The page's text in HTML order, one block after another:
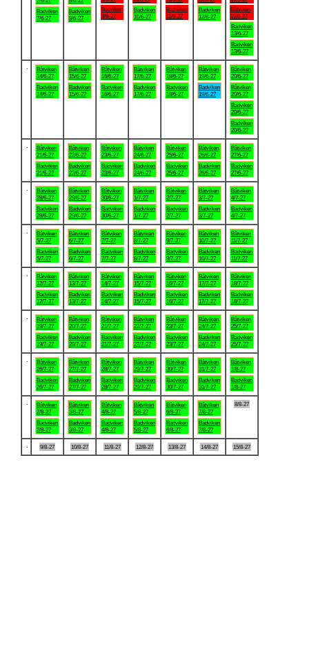
Badviken
7/6-27
Badviken
8/6-27
Badviken
9/6-27
Badviken
10/6-27
Badviken
11/6-27
Badviken
12/6-27
Båtviken
13/6-27
Badviken
13/6-27
Badviken
13/6-27
Båtviken
14/6-27
Badviken
14/6-27
Båtviken
15/6-27
Badviken
15/6-27
Båtviken
16/6-27
Badviken
16/6-27
Båtviken
17/6-27
Badviken
17/6-27
Båtviken
18/6-27
Badviken
18/6-27
Båtviken
19/6-27
Badviken
19/6-27
Båtviken
20/6-27
Båtviken
20/6-27
Badviken
20/6-27
Badviken
20/6-27
Båtviken
21/6-27
Badviken
21/6-27
Båtviken
22/6-27
Badviken
22/6-27
Båtviken
23/6-27
Badviken
23/6-27
Båtviken
24/6-27
Badviken
24/6-27
Båtviken
25/6-27
Badviken
25/6-27
Båtviken
26/6-27
Badviken
26/6-27
Båtviken
27/6-27
Badviken
27/6-27
Båtviken
28/6-27
Badviken
28/6-27
Båtviken
29/6-27
Badviken
29/6-27
Båtviken
30/6-27
Badviken
30/6-27
Båtviken
1/7-27
Badviken
1/7-27
Båtviken
2/7-27
Badviken
2/7-27
Båtviken
3/7-27
Badviken
3/7-27
Båtviken
4/7-27
Badviken
4/7-27
Båtviken
5/7-27
Badviken
5/7-27
Båtviken
6/7-27
Badviken
6/7-27
Båtviken
7/7-27
Badviken
7/7-27
Båtviken
8/7-27
Badviken
8/7-27
Båtviken
9/7-27
Badviken
9/7-27
Båtviken
10/7-27
Badviken
10/7-27
Båtviken
11/7-27
Badviken
11/7-27
Båtviken
12/7-27
Badviken
12/7-27
Båtviken
13/7-27
Badviken
13/7-27
Båtviken
14/7-27
Badviken
14/7-27
Båtviken
15/7-27
Badviken
15/7-27
Båtviken
16/7-27
Badviken
16/7-27
Båtviken
17/7-27
Badviken
17/7-27
Båtviken
18/7-27
Badviken
18/7-27
Båtviken
19/7-27
Badviken
19/7-27
Båtviken
20/7-27
Badviken
20/7-27
Båtviken
21/7-27
Badviken
21/7-27
Båtviken
22/7-27
Badviken
22/7-27
Båtviken
23/7-27
Badviken
23/7-27
Båtviken
24/7-27
Badviken
24/7-27
Båtviken
25/7-27
Badviken
25/7-27
Båtviken
26/7-27
Badviken
26/7-27
Båtviken
27/7-27
Badviken
27/7-27
Båtviken
28/7-27
Badviken
28/7-27
Båtviken
29/7-27
Badviken
29/7-27
Båtviken
30/7-27
Badviken
30/7-27
Båtviken
31/7-27
Badviken
31/7-27
Båtviken
1/8-27
Badviken
1/8-27
Båtviken
2/8-27
Badviken
2/8-27
Båtviken
3/8-27
Badviken
3/8-27
Båtviken
4/8-27
Badviken
4/8-27
Båtviken
5/8-27
Badviken
5/8-27
Båtviken
6/8-27
Badviken
6/8-27
Båtviken
7/8-27
Badviken
7/8-27
8/8-27
9/8-27 10/8-27 11/8-27 12/8-27 13/8-27 14/8-27 15/8-27